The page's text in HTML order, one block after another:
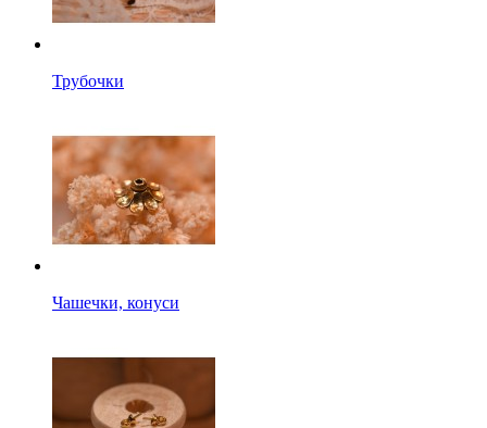
Трубочки
Чашечки, конуси